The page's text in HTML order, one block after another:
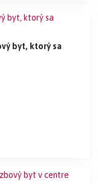
byt, ktorý sa